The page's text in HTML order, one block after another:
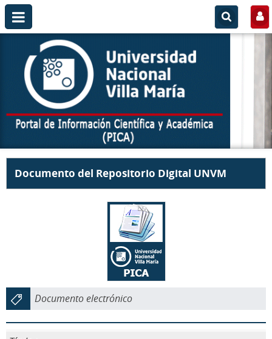
Documento del Repositorio Digital UNVM
Documento electrónico